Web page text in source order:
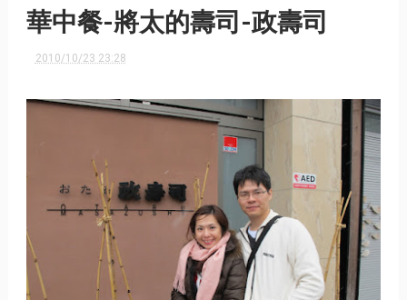
華中餐-將太的壽司-政壽司
2010/10/23 23:28